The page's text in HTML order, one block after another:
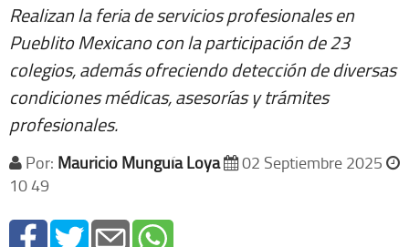
Realizan la feria de servicios profesionales en
Pueblito Mexicano con la participación de 23
colegios, además ofreciendo detección de diversas
condiciones médicas, asesorías y trámites
profesionales.
Por: Mauricio Munguía Loya
02 Septiembre 2025
10 49